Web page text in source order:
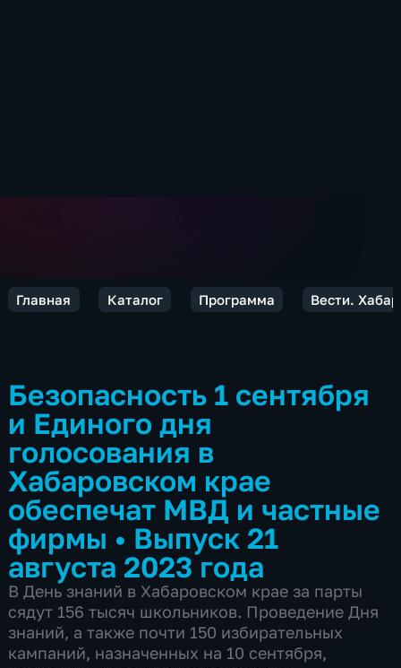
Главная Каталог Программа Вести.
Безопасность 1 сентября
и Единого дня
голосования в
Хабаровском крае
обеспечат МВД и частные
фирмы • Выпуск 21
августа 2023 года
В День знаний в Хабаровском крае за парты
сядут 156 тысяч школьников. Проведение Дня
знаний, а также почти 150 избирательных
кампаний, назначенных на 10 сентября,